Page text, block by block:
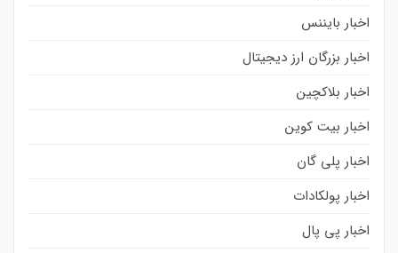
اخبار بایننس
اخبار بزرگان ارز دیجیتال
اخبار بلاکچین
اخبار بیت کوین
اخبار پلی گان
اخبار پولکادات
اخبار پی پال